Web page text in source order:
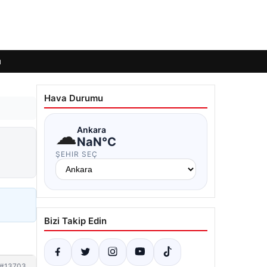
Hava Durumu
☁Ankara
NaN°C
ŞEHIR SEÇ
Bizi Takip Edin